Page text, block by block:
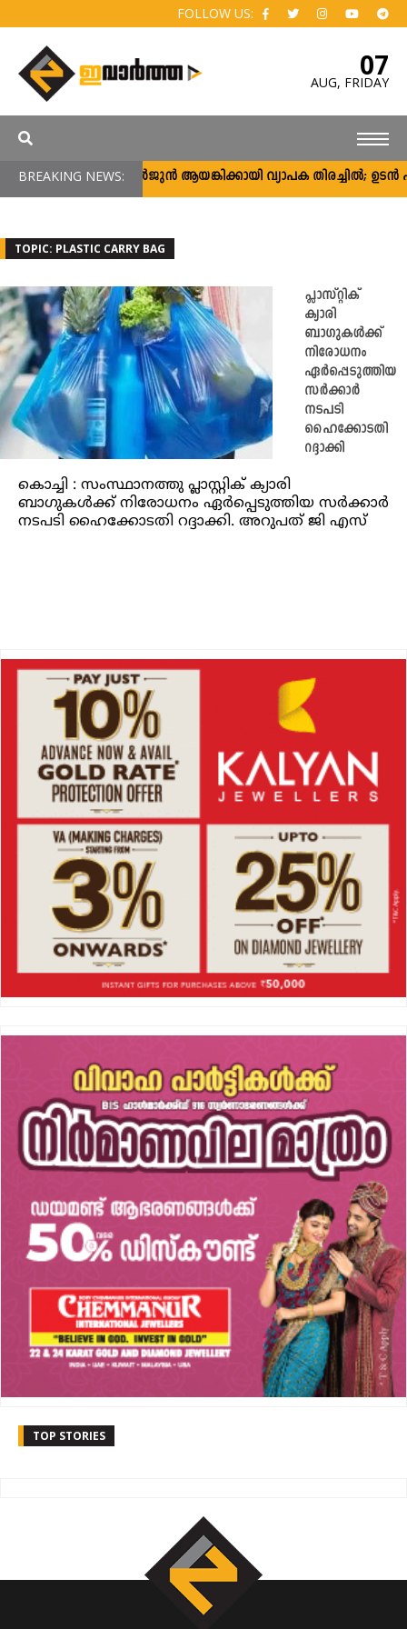
FOLLOW US:
07
AUG, FRIDAY
BREAKING NEWS:അർജുൻ ആയങ്കിക്കായി വ്യാപക തിരച്ചിൽ; ഉടൻ
TOPIC: PLASTIC CARRY BAG
പ്ലാസ്റ്റിക്
ക്യാരി
ബാഗുകള്‍ക്ക്
നിരോധനം
ഏര്‍പ്പെടുത്തിയ
സര്‍ക്കാര്‍
നടപടി
ഹൈക്കോടതി
റദ്ദാക്കി
കൊച്ചി : സംസ്ഥാനത്തു പ്ലാസ്റ്റിക് ക്യാരി
ബാഗുകള്‍ക്ക് നിരോധനം ഏര്‍പ്പെടുത്തിയ സര്‍ക്കാര്‍
നടപടി ഹൈക്കോടതി റദ്ദാക്കി. അറുപത് ജി എസ്
TOP STORIES